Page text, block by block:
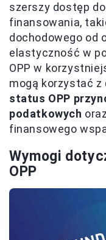
szerszy dostęp
finansowania,
dochodowego od
elastyczność w
OPP w
mogą korzystać z
status OPP
podatkowych
finansowego
Wymogi
OPP